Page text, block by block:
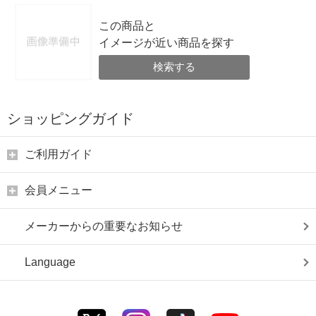
この商品と
イメージが近い商品を探す
検索する
ショッピングガイド
ご利用ガイド
会員メニュー
メーカーからの重要なお知らせ
Language